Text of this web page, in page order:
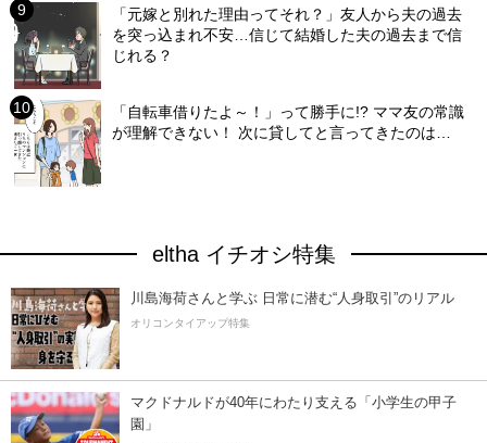
「元嫁と別れた理由ってそれ？」友人から夫の過去
を突っ込まれ不安…信じて結婚した夫の過去まで信
じれる？
「自転車借りたよ～！」って勝手に!? ママ友の常識
が理解できない！ 次に貸してと言ってきたのは…
eltha イチオシ特集
川島海荷さんと学ぶ 日常に潜む“人身取引”のリアル
オリコンタイアップ特集
マクドナルドが40年にわたり支える「小学生の甲子
園」